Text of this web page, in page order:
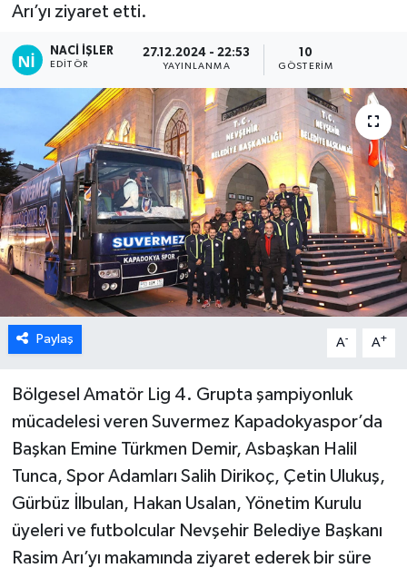
Arı’yı ziyaret etti.
NACI İŞLER
EDITÖR
27.12.2024 - 22:53
YAYINLANMA
10
GÖSTERIM
Paylaş A- A+
Bölgesel Amatör Lig 4. Grupta şampiyonluk
mücadelesi veren Suvermez Kapadokyaspor’da
Başkan Emine Türkmen Demir, Asbaşkan Halil
Tunca, Spor Adamları Salih Dirikoç, Çetin Ulukuş,
Gürbüz İlbulan, Hakan Usalan, Yönetim Kurulu
üyeleri ve futbolcular Nevşehir Belediye Başkanı
Rasim Arı’yı makamında ziyaret ederek bir süre